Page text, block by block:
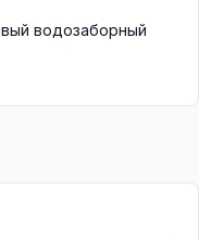
водозаборный